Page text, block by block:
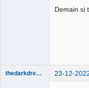
Demain si
thedarkdreamer 23-12-